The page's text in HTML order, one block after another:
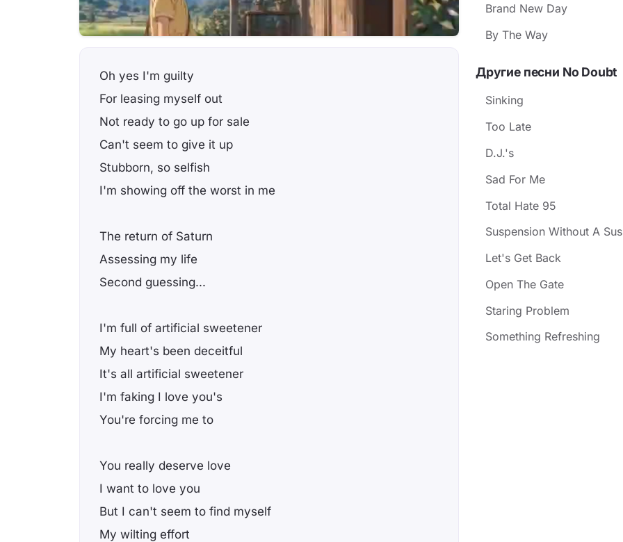
Oh yes I'm guilty
For leasing myself out
Not ready to go up for sale
Can't seem to give it up
Stubborn, so selfish
I'm showing off the worst in me
The return of Saturn
Assessing my life
Second guessing...
I'm full of artificial sweetener
My heart's been deceitful
It's all artificial sweetener
I'm faking I love you's
You're forcing me to
You really deserve love
I want to love you
But I can't seem to find myself
My wilting effort
Brand New Day
By The Way
Другие песни No Doubt
Sinking
Too Late
D.J.'s
Sad For Me
Total Hate 95
Suspension Without A
Let's Get Back
Open The Gate
Staring Problem
Something Refreshing